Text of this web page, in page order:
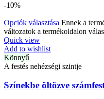
-10%
Opciók választása Ennek a
változatok a termékoldalon
Quick view
Add to wishlist
Könnyű
A festés nehézségi szintje
Színekbe öltözve